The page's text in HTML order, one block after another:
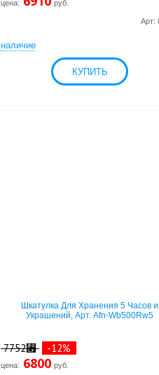
цена: руб.
Арт:
наличие
Шкатулка Для Хранения 5 Часов и
Украшений, Арт. Afn-Wb500Rw5
7752⃏ -12%
цена: 6800 руб.